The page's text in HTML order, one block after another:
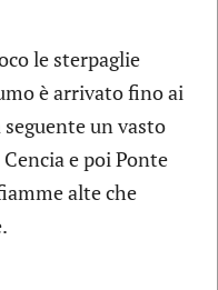
le sterpaglie
è arrivato fino ai
un vasto
e poi Ponte
alte che